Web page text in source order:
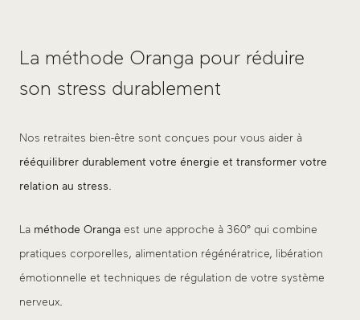
La méthode Oranga pour réduire
son stress durablement
Nos retraites bien-être sont conçues pour vous aider à
rééquilibrer durablement votre énergie et transformer votre
relation au stress.
La méthode Oranga est une approche à 360° qui combine
pratiques corporelles, alimentation régénératrice, libération
émotionnelle et techniques de régulation de votre système
nerveux.